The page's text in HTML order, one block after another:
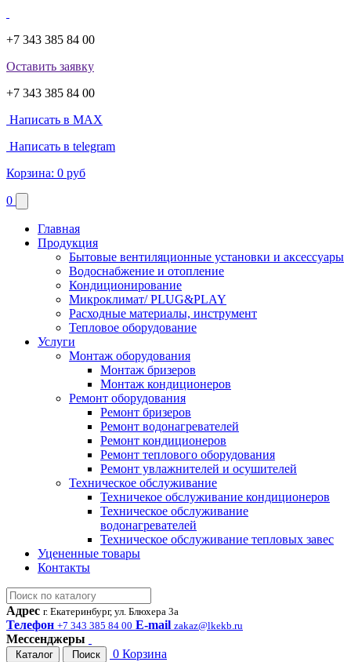
+7 343 385 84 00
Оставить заявку
+7 343 385 84 00
Написать в MAX
Написать в telegram
Корзина: 0 руб
0
Главная
Продукция
Бытовые вентиляционные установки и аксессуары
Водоснабжение и отопление
Кондиционирование
Микроклимат/ PLUG&PLAY
Расходные материалы, инструмент
Тепловое оборудование
Услуги
Монтаж оборудования
Монтаж бризеров
Монтаж кондиционеров
Ремонт оборудования
Ремонт бризеров
Ремонт водонагревателей
Ремонт кондиционеров
Ремонт теплового оборудования
Ремонт увлажнителей и осушителей
Техническое обслуживание
Техничекое обслуживание кондиционеров
Техническое обслуживание
водонагревателей
Техническое обслуживание тепловых завес
Уцененные товары
Контакты
Адрес г. Екатеринбург, ул. Блюхера 3а
Телефон +7 343 385 84 00 E-mail zakaz@lkekb.ru
Мессенджеры
Каталог Поиск 0 Корзина